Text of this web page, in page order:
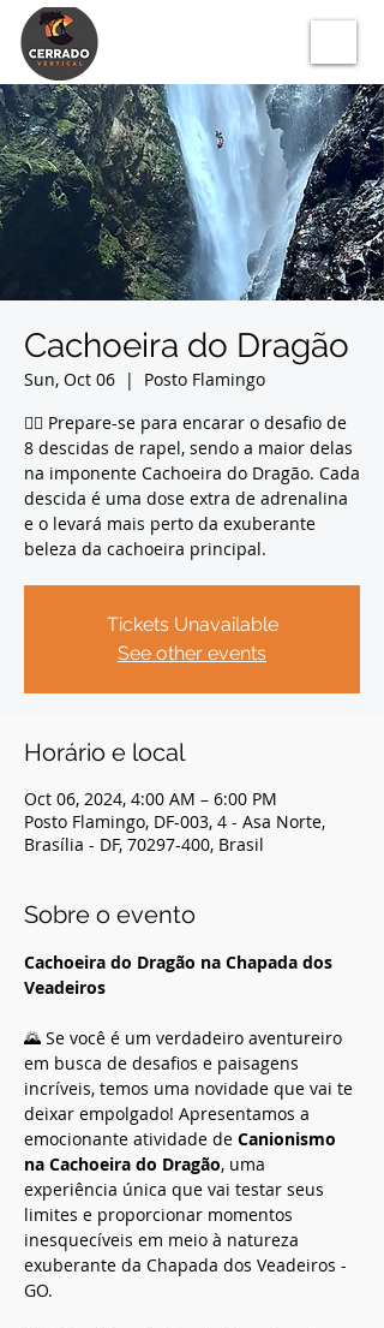
Cachoeira do Dragão
Sun, Oct 06
  |
Posto Flamingo
🧗‍♂️ Prepare-se para encarar o desafio de
8 descidas de rapel, sendo a maior delas
na imponente Cachoeira do Dragão. Cada
descida é uma dose extra de adrenalina
e o levará mais perto da exuberante
beleza da cachoeira principal.
Tickets Unavailable
See other events
Horário e local
Oct 06, 2024, 4:00 AM – 6:00 PM
Posto Flamingo, DF-003, 4 - Asa Norte,
Brasília - DF, 70297-400, Brasil
Sobre o evento
Cachoeira do Dragão na Chapada dos
Veadeiros
🌄 Se você é um verdadeiro aventureiro
em busca de desafios e paisagens
incríveis, temos uma novidade que vai te
deixar empolgado! Apresentamos a
emocionante atividade de Canionismo
na Cachoeira do Dragão, uma
experiência única que vai testar seus
limites e proporcionar momentos
inesquecíveis em meio à natureza
exuberante da Chapada dos Veadeiros -
GO.